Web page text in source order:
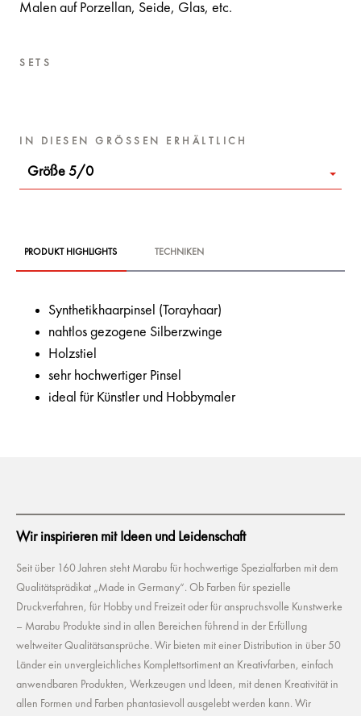
Malen auf Porzellan, Seide, Glas, etc.
SETS
IN DIESEN GRÖSSEN ERHÄLTLICH
Größe 5/0
PRODUKT HIGHLIGHTS TECHNIKEN
Synthetikhaarpinsel (Torayhaar)
nahtlos gezogene Silberzwinge
Holzstiel
sehr hochwertiger Pinsel
ideal für Künstler und Hobbymaler
Wir inspirieren mit Ideen und Leidenschaft
Seit über 160 Jahren steht Marabu für hochwertige Spezialfarben mit dem
Qualitätsprädikat „Made in Germany“. Ob Farben für spezielle
Druckverfahren, für Hobby und Freizeit oder für anspruchsvolle Kunstwerke
– Marabu Produkte sind in allen Bereichen führend in der Erfüllung
weltweiter Qualitätsansprüche. Wir bieten mit einer Distribution in über 50
Länder ein unvergleichliches Komplettsortiment an Kreativfarben, einfach
anwendbaren Produkten, Werkzeugen und Ideen, mit denen Kreativität in
allen Formen und Farben phantasievoll ausgelebt werden kann. Wir